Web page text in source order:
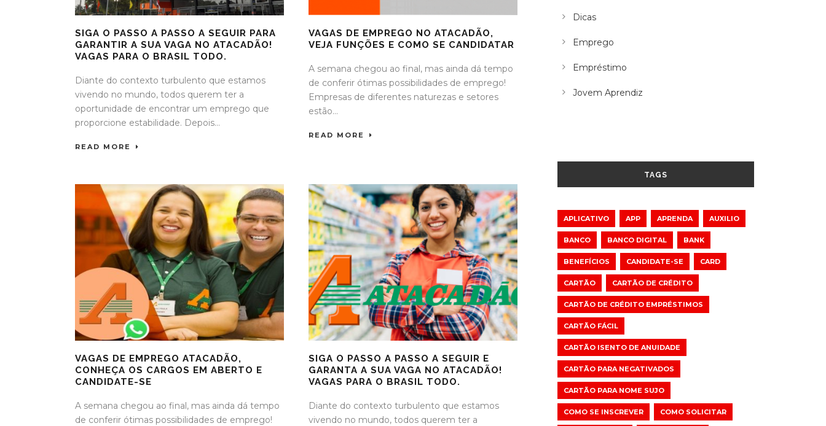
SIGA O PASSO A PASSO A SEGUIR PARA
GARANTIR A SUA VAGA NO ATACADÃO!
VAGAS PARA O BRASIL TODO.
Diante do contexto turbulento que estamos
vivendo no mundo, todos querem ter a
oportunidade de encontrar um emprego que
proporcione estabilidade. Depois...
READ MORE
VAGAS DE EMPREGO NO ATACADÃO,
VEJA FUNÇÕES E COMO SE CANDIDATAR
A semana chegou ao final, mas ainda dá tempo
de conferir ótimas possibilidades de emprego!
Empresas de diferentes naturezas e setores
estão...
READ MORE
VAGAS DE EMPREGO ATACADÃO,
CONHEÇA OS CARGOS EM ABERTO E
CANDIDATE-SE
A semana chegou ao final, mas ainda dá tempo
de conferir ótimas possibilidades de emprego!
SIGA O PASSO A PASSO A SEGUIR E
GARANTA A SUA VAGA NO ATACADÃO!
VAGAS PARA O BRASIL TODO.
Diante do contexto turbulento que estamos
vivendo no mundo, todos querem ter a
Dicas
Emprego
Empréstimo
Jovem Aprendiz
TAGS
APLICATIVO APP APRENDA AUXILIO
BANCO BANCO DIGITAL BANK
BENEFÍCIOS CANDIDATE-SE CARD
CARTÃO CARTÃO DE CRÉDITO
CARTÃO DE CRÉDITO EMPRÉSTIMOS
CARTÃO FÁCIL
CARTÃO ISENTO DE ANUIDADE
CARTÃO PARA NEGATIVADOS
CARTÃO PARA NOME SUJO
COMO SE INSCREVER COMO SOLICITAR